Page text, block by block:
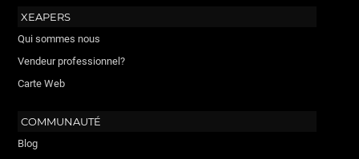
XEAPERS
Qui sommes nous
Vendeur professionnel?
Carte Web
COMMUNAUTÉ
Blog